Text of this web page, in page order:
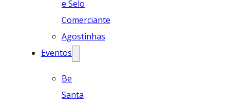
e Selo
Comerciante
Agostinhas
Eventos
Be
Santa